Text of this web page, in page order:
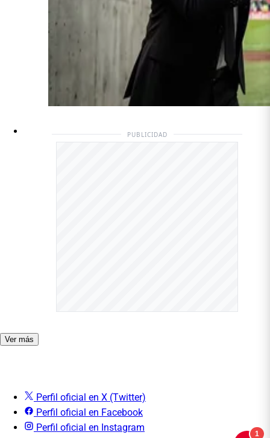
PUBLICIDAD
Ver más
Perfil oficial en X (Twitter)
Perfil oficial en Facebook
Perfil oficial en Instagram